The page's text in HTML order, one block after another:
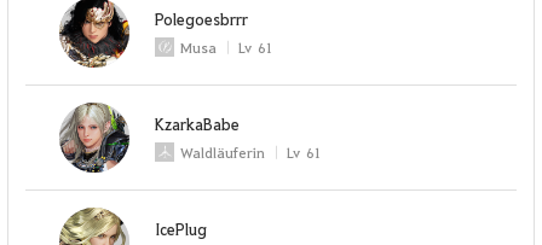
Polegoesbrrr
Musa Lv 61
KzarkaBabe
Waldläuferin Lv 61
IcePlug